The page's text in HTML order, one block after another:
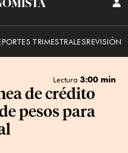
TRIMESTRALESREVISIÓN
Lectura 3:00 min
de crédito
pesos para